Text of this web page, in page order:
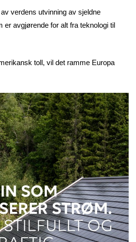
verdens utvinning av sjeldne
er avgjørende for alt fra teknologi til
toll, vil det ramme Europa